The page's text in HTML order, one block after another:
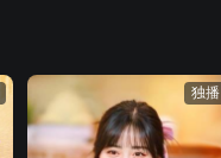
独播